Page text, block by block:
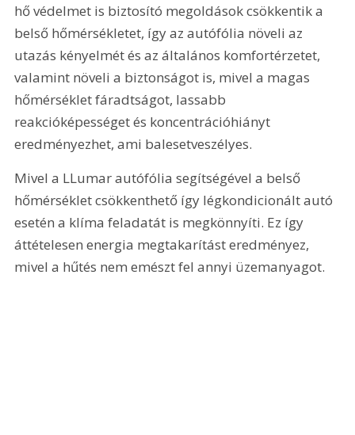
hő védelmet is biztosító megoldások csökkentik a
belső hőmérsékletet, így az autófólia növeli az
utazás kényelmét és az általános komfortérzetet,
valamint növeli a biztonságot is, mivel a magas
hőmérséklet fáradtságot, lassabb
reakcióképességet és koncentrációhiányt
eredményezhet, ami balesetveszélyes.
Mivel a LLumar autófólia segítségével a belső
hőmérséklet csökkenthető így légkondicionált autó
esetén a klíma feladatát is megkönnyíti. Ez így
áttételesen energia megtakarítást eredményez,
mivel a hűtés nem emészt fel annyi üzemanyagot.